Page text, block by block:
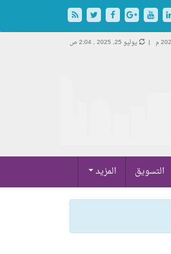
يوليو 25, 2025 , 2:04 ص
التسويق المزيد